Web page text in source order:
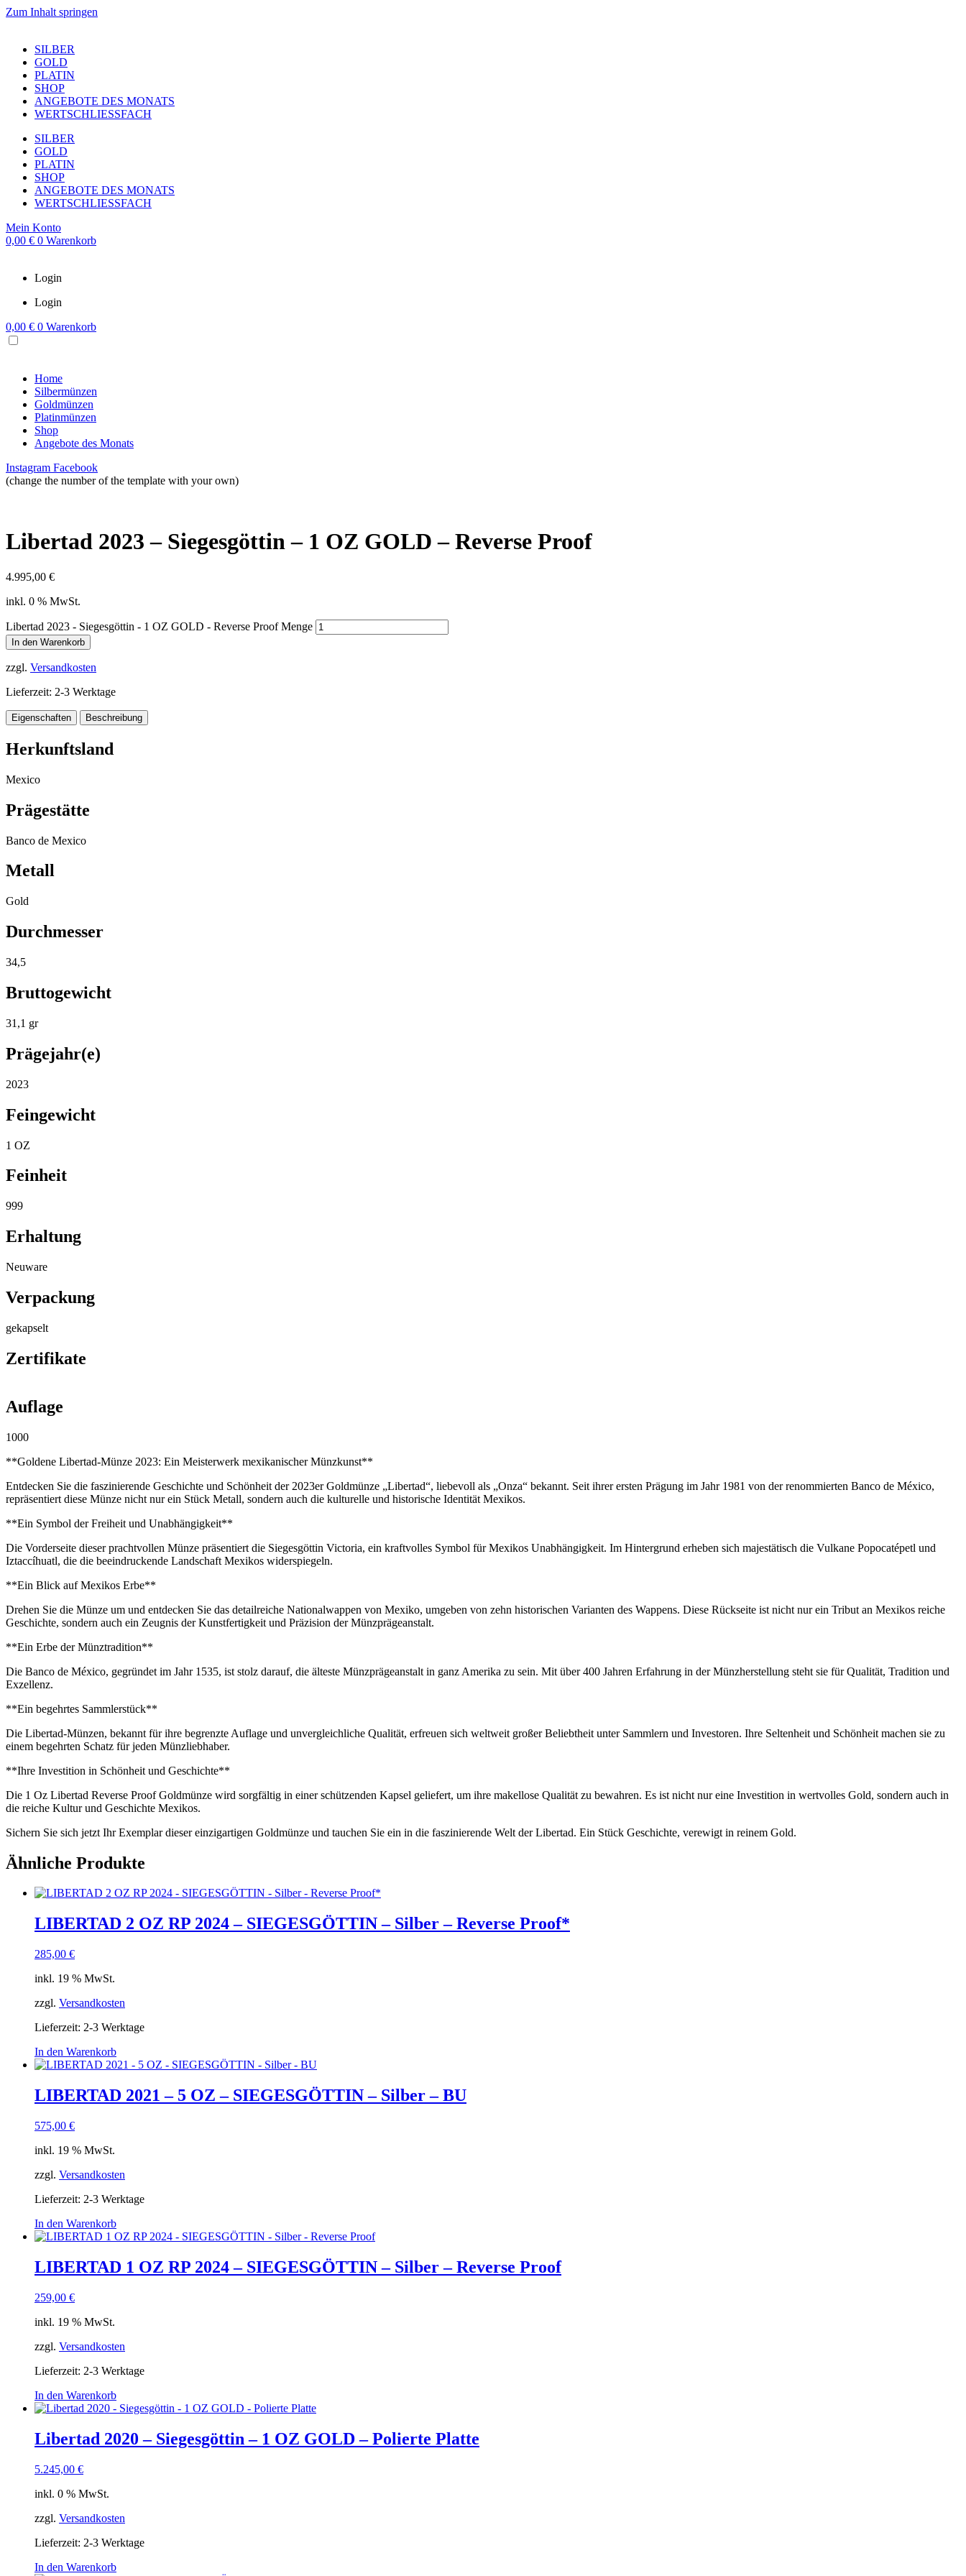
Zum Inhalt springen
SILBER
GOLD
PLATIN
SHOP
ANGEBOTE DES MONATS
WERTSCHLIESSFACH
SILBER
GOLD
PLATIN
SHOP
ANGEBOTE DES MONATS
WERTSCHLIESSFACH
Mein Konto
0,00 € 0 Warenkorb
Login
Login
0,00 € 0 Warenkorb
Home
Silbermünzen
Goldmünzen
Platinmünzen
Shop
Angebote des Monats
Instagram Facebook
(change the number of the template with your own)
Libertad 2023 – Siegesgöttin – 1 OZ GOLD – Reverse Proof
4.995,00 €
inkl. 0 % MwSt.
Libertad 2023 - Siegesgöttin - 1 OZ GOLD - Reverse Proof Menge
In den Warenkorb
zzgl. Versandkosten
Lieferzeit: 2-3 Werktage
Eigenschaften Beschreibung
Herkunftsland
Mexico
Prägestätte
Banco de Mexico
Metall
Gold
Durchmesser
34,5
Bruttogewicht
31,1 gr
Prägejahr(e)
2023
Feingewicht
1 OZ
Feinheit
999
Erhaltung
Neuware
Verpackung
gekapselt
Zertifikate
Auflage
1000
**Goldene Libertad-Münze 2023: Ein Meisterwerk mexikanischer Münzkunst**
Entdecken Sie die faszinierende Geschichte und Schönheit der 2023er Goldmünze „Libertad“, liebevoll als „Onza“ bekannt. Seit ihrer ersten Prägung im Jahr 1981 von der renommierten Banco de México,
repräsentiert diese Münze nicht nur ein Stück Metall, sondern auch die kulturelle und historische Identität Mexikos.
**Ein Symbol der Freiheit und Unabhängigkeit**
Die Vorderseite dieser prachtvollen Münze präsentiert die Siegesgöttin Victoria, ein kraftvolles Symbol für Mexikos Unabhängigkeit. Im Hintergrund erheben sich majestätisch die Vulkane Popocatépetl und
Iztaccíhuatl, die die beeindruckende Landschaft Mexikos widerspiegeln.
**Ein Blick auf Mexikos Erbe**
Drehen Sie die Münze um und entdecken Sie das detailreiche Nationalwappen von Mexiko, umgeben von zehn historischen Varianten des Wappens. Diese Rückseite ist nicht nur ein Tribut an Mexikos reiche
Geschichte, sondern auch ein Zeugnis der Kunstfertigkeit und Präzision der Münzprägeanstalt.
**Ein Erbe der Münztradition**
Die Banco de México, gegründet im Jahr 1535, ist stolz darauf, die älteste Münzprägeanstalt in ganz Amerika zu sein. Mit über 400 Jahren Erfahrung in der Münzherstellung steht sie für Qualität, Tradition und
Exzellenz.
**Ein begehrtes Sammlerstück**
Die Libertad-Münzen, bekannt für ihre begrenzte Auflage und unvergleichliche Qualität, erfreuen sich weltweit großer Beliebtheit unter Sammlern und Investoren. Ihre Seltenheit und Schönheit machen sie zu
einem begehrten Schatz für jeden Münzliebhaber.
**Ihre Investition in Schönheit und Geschichte**
Die 1 Oz Libertad Reverse Proof Goldmünze wird sorgfältig in einer schützenden Kapsel geliefert, um ihre makellose Qualität zu bewahren. Es ist nicht nur eine Investition in wertvolles Gold, sondern auch in
die reiche Kultur und Geschichte Mexikos.
Sichern Sie sich jetzt Ihr Exemplar dieser einzigartigen Goldmünze und tauchen Sie ein in die faszinierende Welt der Libertad. Ein Stück Geschichte, verewigt in reinem Gold.
Ähnliche Produkte
LIBERTAD 2 OZ RP 2024 – SIEGESGÖTTIN – Silber – Reverse Proof*
285,00 €
inkl. 19 % MwSt.
zzgl. Versandkosten
Lieferzeit: 2-3 Werktage
In den Warenkorb
LIBERTAD 2021 – 5 OZ – SIEGESGÖTTIN – Silber – BU
575,00 €
inkl. 19 % MwSt.
zzgl. Versandkosten
Lieferzeit: 2-3 Werktage
In den Warenkorb
LIBERTAD 1 OZ RP 2024 – SIEGESGÖTTIN – Silber – Reverse Proof
259,00 €
inkl. 19 % MwSt.
zzgl. Versandkosten
Lieferzeit: 2-3 Werktage
In den Warenkorb
Libertad 2020 – Siegesgöttin – 1 OZ GOLD – Polierte Platte
5.245,00 €
inkl. 0 % MwSt.
zzgl. Versandkosten
Lieferzeit: 2-3 Werktage
In den Warenkorb